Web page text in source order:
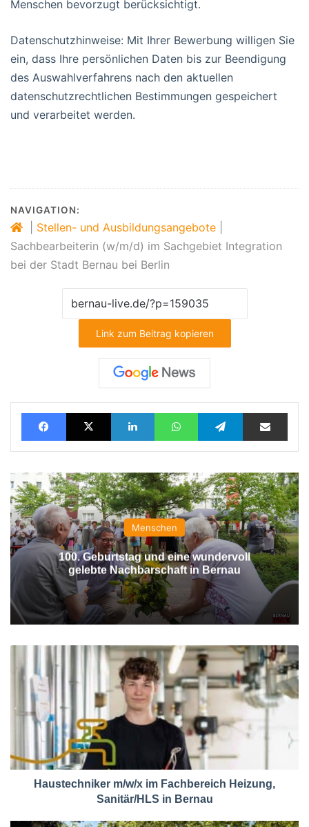
Menschen bevorzugt berücksichtigt.
Datenschutzhinweise: Mit Ihrer Bewerbung willigen Sie
ein, dass Ihre persönlichen Daten bis zur Beendigung
des Auswahlverfahrens nach den aktuellen
datenschutzrechtlichen Bestimmungen gespeichert
und verarbeitet werden.
NAVIGATION:
Stellen- und Ausbildungsangebote
Sachbearbeiterin (w/m/d) im Sachgebiet Integration
bei der Stadt Bernau bei Berlin
Link zum Beitrag kopieren
FacebookX LinkedInWhatsAppTelegramTeilen via E-Mail
Menschen
100. Geburtstag und eine wundervoll
gelebte Nachbarschaft in Bernau
Haustechniker m/w/x im Fachbereich Heizung,
Sanitär/HLS in Bernau